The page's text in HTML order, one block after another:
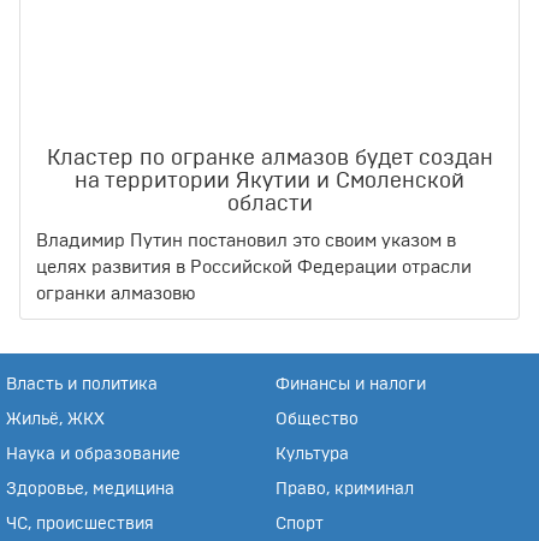
Кластер по огранке алмазов будет создан
на территории Якутии и Смоленской
области
Владимир Путин постановил это своим указом в
целях развития в Российской Федерации отрасли
огранки алмазовю
Власть и политика Финансы и налоги
Жильё, ЖКХ Общество
Наука и образование Культура
Здоровье, медицина Право, криминал
ЧС, происшествия Спорт